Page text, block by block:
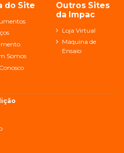
do Site
Somos
Outros Sites
da Impac
Loja Virtual
Máquina de
Ensaio